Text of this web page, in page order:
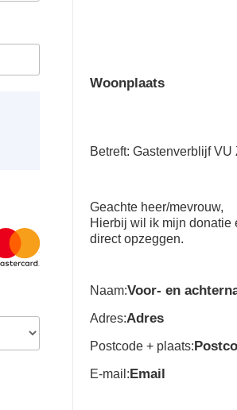
Woonplaats
Betreft: Gastenverblijf
Geachte heer/mevrouw,
Hierbij wil ik mijn donatie
direct opzeggen.
Naam:Voor- en
Adres:Adres
Postcode + plaats:
E-mail:Email